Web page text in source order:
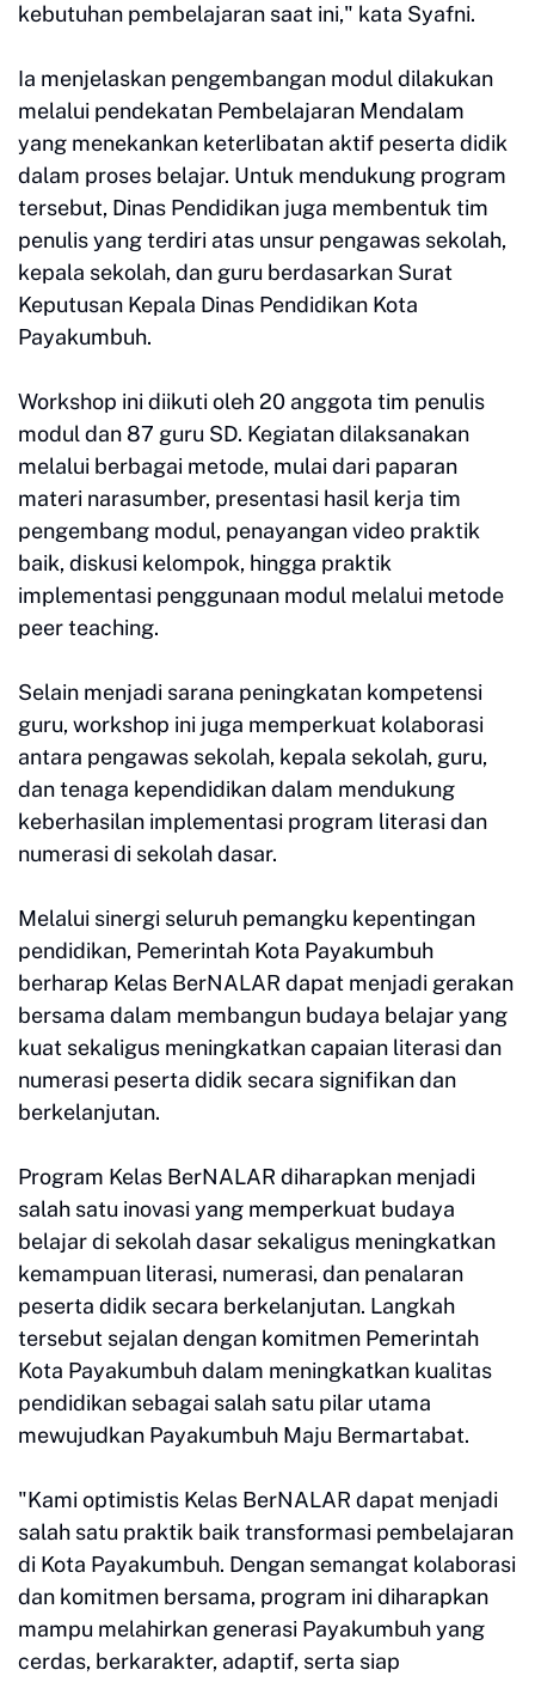
kebutuhan pembelajaran saat ini," kata Syafni.
Ia menjelaskan pengembangan modul dilakukan
melalui pendekatan Pembelajaran Mendalam
yang menekankan keterlibatan aktif peserta didik
dalam proses belajar. Untuk mendukung program
tersebut, Dinas Pendidikan juga membentuk tim
penulis yang terdiri atas unsur pengawas sekolah,
kepala sekolah, dan guru berdasarkan Surat
Keputusan Kepala Dinas Pendidikan Kota
Payakumbuh.
Workshop ini diikuti oleh 20 anggota tim penulis
modul dan 87 guru SD. Kegiatan dilaksanakan
melalui berbagai metode, mulai dari paparan
materi narasumber, presentasi hasil kerja tim
pengembang modul, penayangan video praktik
baik, diskusi kelompok, hingga praktik
implementasi penggunaan modul melalui metode
peer teaching.
Selain menjadi sarana peningkatan kompetensi
guru, workshop ini juga memperkuat kolaborasi
antara pengawas sekolah, kepala sekolah, guru,
dan tenaga kependidikan dalam mendukung
keberhasilan implementasi program literasi dan
numerasi di sekolah dasar.
Melalui sinergi seluruh pemangku kepentingan
pendidikan, Pemerintah Kota Payakumbuh
berharap Kelas BerNALAR dapat menjadi gerakan
bersama dalam membangun budaya belajar yang
kuat sekaligus meningkatkan capaian literasi dan
numerasi peserta didik secara signifikan dan
berkelanjutan.
Program Kelas BerNALAR diharapkan menjadi
salah satu inovasi yang memperkuat budaya
belajar di sekolah dasar sekaligus meningkatkan
kemampuan literasi, numerasi, dan penalaran
peserta didik secara berkelanjutan. Langkah
tersebut sejalan dengan komitmen Pemerintah
Kota Payakumbuh dalam meningkatkan kualitas
pendidikan sebagai salah satu pilar utama
mewujudkan Payakumbuh Maju Bermartabat.
"Kami optimistis Kelas BerNALAR dapat menjadi
salah satu praktik baik transformasi pembelajaran
di Kota Payakumbuh. Dengan semangat kolaborasi
dan komitmen bersama, program ini diharapkan
mampu melahirkan generasi Payakumbuh yang
cerdas, berkarakter, adaptif, serta siap